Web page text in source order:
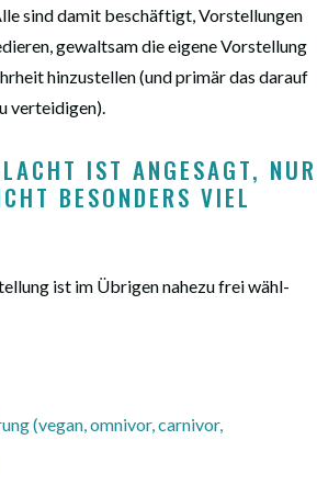
sind damit beschäftigt, Vorstellungen
gewaltsam die eigene Vorstellung
hinzustellen (und primär das darauf
verteidigen).
IST ANGESAGT, NUR
BESONDERS VIEL
ist im Übrigen nahezu frei wähl-
(vegan, omnivor, carnivor,